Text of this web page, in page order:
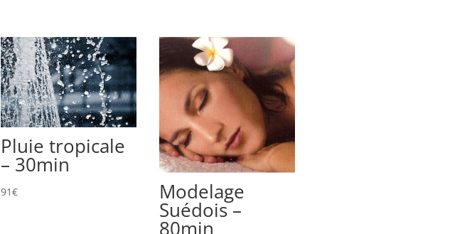
Pluie tropicale
– 30min
91€ Modelage
Suédois –
80min